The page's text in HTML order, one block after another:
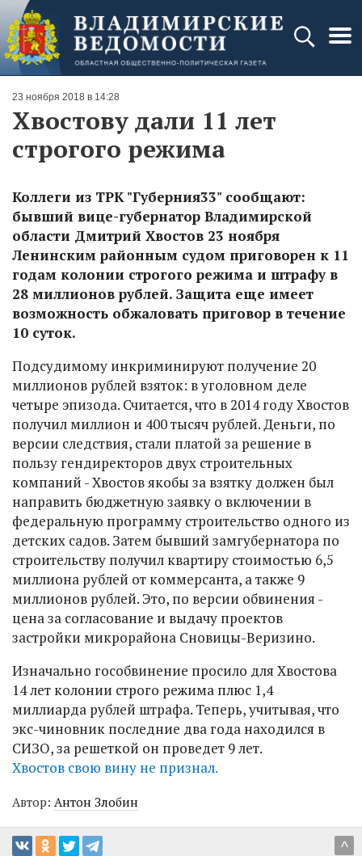
23 ноября 2018 в 14:28
Хвостову дали 11 лет
строгого режима
Коллеги из ТРК "Губерния33" сообщают:
бывший вице-губернатор Владимирской
области Дмитрий Хвостов 23 ноября
Ленинским районным судом приговорен к 11
годам колонии строгого режима и штрафу в
28 миллионов рублей. Защита еще имеет
возможность обжаловать приговор в течение
10 суток.
Подсудимому инкриминируют получение 20
миллионов рублей взяток: в уголовном деле
четыре эпизода. Считается, что в 2014 году Хвостов
получил миллион и 400 тысяч рублей. Деньги, по
версии следствия, стали платой за решение в
пользу гендиректоров двух строительных
компаний - Хвостов якобы за взятку должен был
направить бюджетную заявку о включении в
федеральную программу строительство одного из
детских садов. Затем бывший замгубернатора по
строительству получил квартиру стоимостью 6,5
миллиона рублей от коммерсанта, а также 9
миллионов рублей. Это, по версии обвинения -
цена за согласование и выдачу проектов
застройки микрорайона Сновицы-Веризино.
Изначально гособвинение просило для Хвостова
14 лет колонии строго режима плюс 1,4
миллиарда рублей штрафа. Теперь, учитывая, что
экс-чиновник последние два года находился в
СИЗО, за решеткой он проведет 9 лет.
Хвостов свою вину не признал.
Автор: Антон Злобин
^